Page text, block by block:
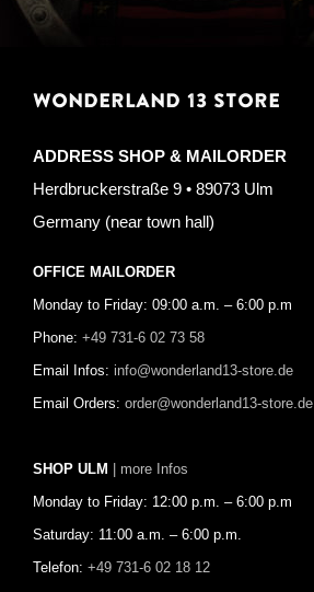
WONDERLAND 13 STORE
ADDRESS SHOP & MAILORDER
Herdbruckerstraße 9 • 89073 Ulm
Germany (near town hall)
OFFICE MAILORDER
Monday to Friday: 09:00 a.m. – 6:00 p.m
Phone: +49 731-6 02 73 58
Email Infos: info@wonderland13-store.de
Email Orders: order@wonderland13-store.de
SHOP ULM | more Infos
Monday to Friday: 12:00 p.m. – 6:00 p.m
Saturday: 11:00 a.m. – 6:00 p.m.
Telefon: +49 731-6 02 18 12